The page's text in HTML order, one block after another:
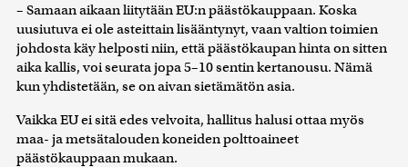
– Samaan aikaan liitytään EU:n päästökauppaan. Koska
uusiutuva ei ole asteittain lisääntynyt, vaan valtion toimien
johdosta käy helposti niin, että päästökaupan hinta on sitten
aika kallis, voi seurata jopa 5–10 sentin kertanousu. Nämä
kun yhdistetään, se on aivan sietämätön asia.
Vaikka EU ei sitä edes velvoita, hallitus halusi ottaa myös
maa- ja metsätalouden koneiden polttoaineet
päästökauppaan mukaan.